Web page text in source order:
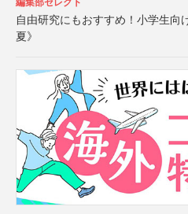
編集部セレクト
自由研究にもおすすめ！小学生向
夏》